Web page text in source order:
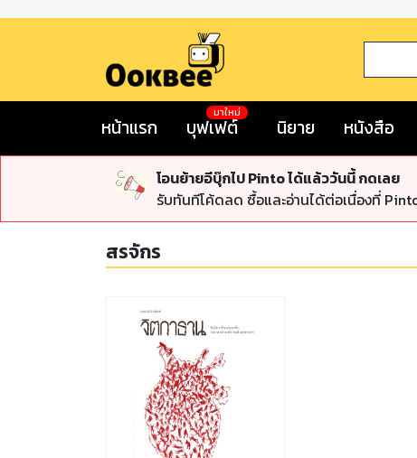
หน้าแรก บุฟเฟต์
มาใหม่
นิยาย หนังสือ
โอนย้ายอีบุ๊กไป Pinto ได้แล้ววันนี้ กดเลย
รับทันทีโค้ดลด ซื้อและอ่านได้ต่อเนื่องที่
สรจักร